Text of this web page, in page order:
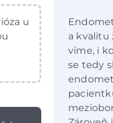
u
a kvalitu
víme, i
se tedy